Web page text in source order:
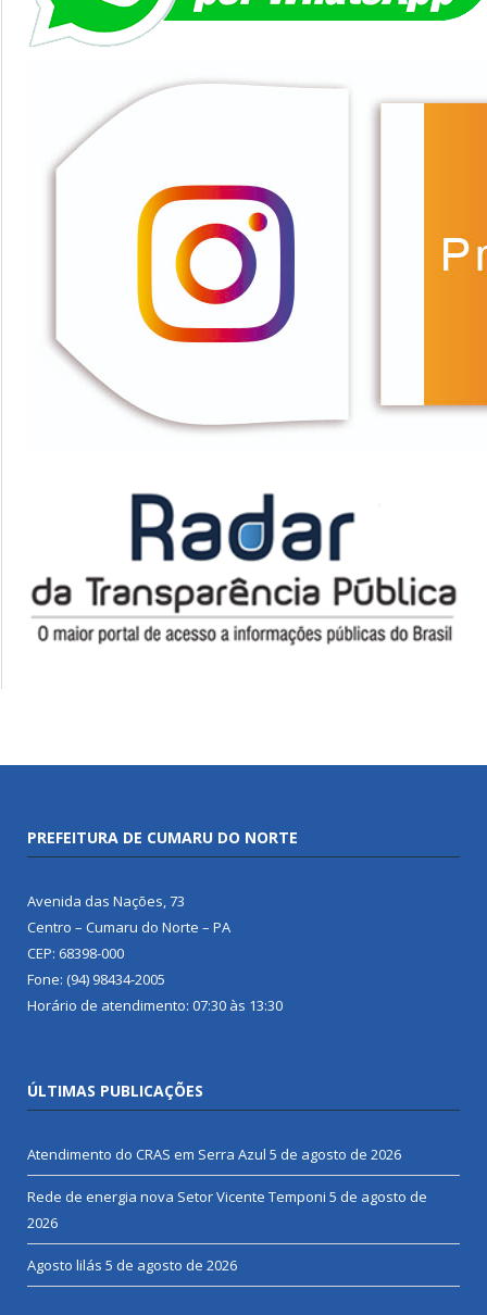
PREFEITURA DE CUMARU DO NORTE
Avenida das Nações, 73
Centro – Cumaru do Norte – PA
CEP: 68398-000
Fone: (94) 98434-2005
Horário de atendimento: 07:30 às 13:30
ÚLTIMAS PUBLICAÇÕES
Atendimento do CRAS em Serra Azul 5 de agosto de 2026
Rede de energia nova Setor Vicente Temponi 5 de agosto de
2026
Agosto lilás 5 de agosto de 2026